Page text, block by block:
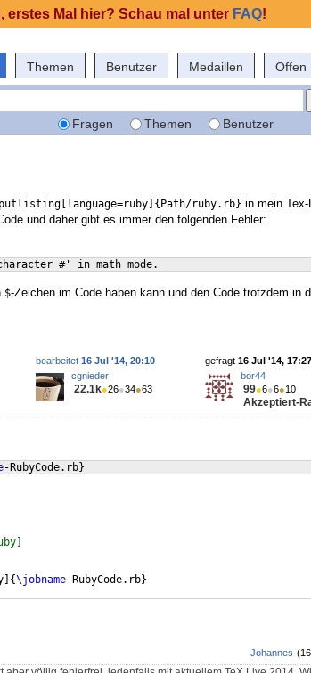
Themen Benutzer Medaillen Offen
Fragen Themen Benutzer
ruby.rb} in mein
und daher gibt es immer den folgenden Fehler:
#' in math mode.
$-Zeichen im Code haben kann und den Code trotzdem in
gefragt 16 Jul '14, 17:27
bor44
99●6●6●10
Akzeptiert-
bearbeitet 16 Jul '14, 20:10
cgnieder
22.1k●26●34●63
-RubyCode.rb}
{\jobname-RubyCode.rb}
Johannes
erstes Mal hier? Schau mal unter FAQ!